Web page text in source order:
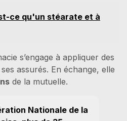
ce qu'un stéarate et à
s’engage à appliquer des
assurés. En échange, elle
de la mutuelle.
Nationale de la